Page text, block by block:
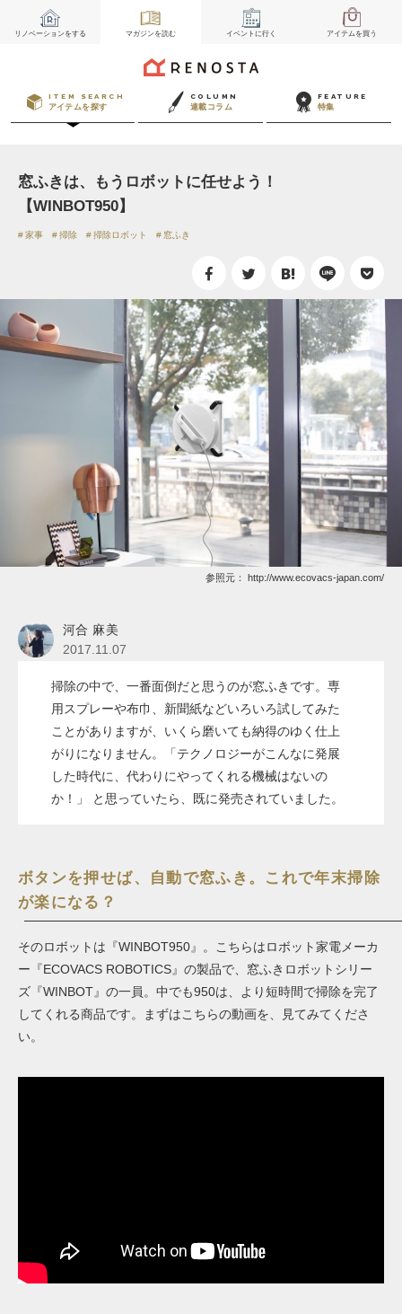
リノベーションをする マガジンを読む イベント に行く アイテムを買う
ITEM SEARCH
アイテムを探す
COLUMN
連載コラム
FEATURE
特集
窓ふきは、もうロボットに任せよう！
【WINBOT950】
家事 掃除 掃除ロボット 窓ふき
参照元： http://www.ecovacs-japan.com/
河合 麻美
2017.11.07
掃除の中で、一番面倒だと思うのが窓ふきです。専
用スプレーや布巾、新聞紙などいろいろ試してみた
ことがありますが、いくら磨いても納得のゆく仕上
がりになりません。「テクノロジーがこんなに発展
した時代に、代わりにやってくれる機械はないの
か！」 と思っていたら、既に発売されていました。
ボタンを押せば、自動で窓ふき。これで年末掃除
が楽になる？
そのロボット は『WINBOT950』。こちらはロボット家電メーカ
ー『ECOVACS ROBOTICS』の製品で、窓ふきロボットシリー
ズ『WINBOT』の一員。中でも950は、より短時間で掃除を完了
してくれる商品です。まずはこちらの動画を、見てみてくださ
い。